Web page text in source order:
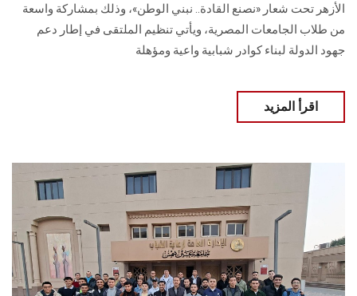
الأزهر تحت شعار «نصنع القادة.. نبني الوطن»، وذلك بمشاركة واسعة
من طلاب الجامعات المصرية، ويأتي تنظيم الملتقى في إطار دعم
جهود الدولة لبناء كوادر شبابية واعية ومؤهلة
اقرأ المزيد